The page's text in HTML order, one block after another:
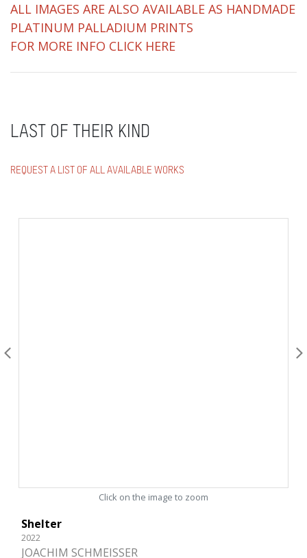
ALL IMAGES ARE ALSO AVAILABLE AS HANDMADE
PLATINUM PALLADIUM PRINTS
FOR MORE INFO CLICK HERE
LAST OF THEIR KIND
REQUEST A LIST OF ALL AVAILABLE WORKS
Click on the image to zoom
Shelter
2022
JOACHIM SCHMEISSER